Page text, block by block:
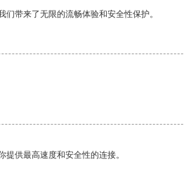
带来了无限的流畅体验和安全性保护。
供最高速度和安全性的连接。